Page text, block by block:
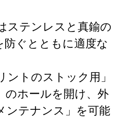
ステンレスと真鍮の
防ぐとともに適度な
トのストック用」
のホールを開け、外
ンテナンス」を可能